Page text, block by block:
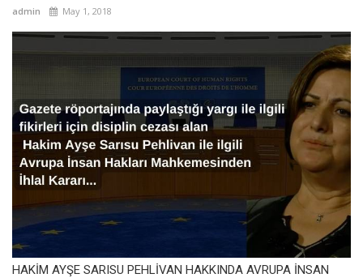
admin May 1, 2018
HAKİM AYŞE SARISU PEHLİVAN HAKKINDA AVRUPA İNSAN